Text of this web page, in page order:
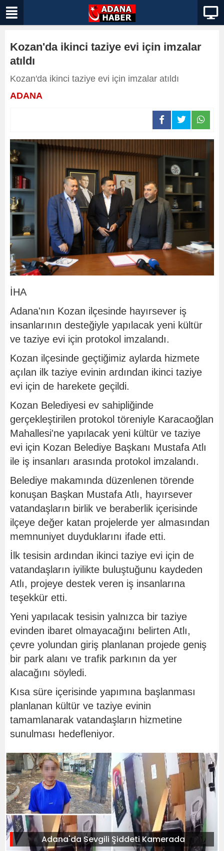
Kozan'da ikinci taziye evi için imzalar
atıldı
Kozan'da ikinci taziye evi için imzalar atıldı
ADANA
İHA
Adana'nın Kozan ilçesinde hayırsever iş
insanlarının desteğiyle yapılacak yeni kültür
ve taziye evi için protokol imzalandı.
Kozan ilçesinde geçtiğimiz aylarda hizmete
açılan ilk taziye evinin ardından ikinci taziye
evi için de harekete geçildi.
Kozan Belediyesi ev sahipliğinde
gerçekleştirilen protokol töreniyle Karacaoğlan
Mahallesi'ne yapılacak yeni kültür ve taziye
evi için Kozan Belediye Başkanı Mustafa Atlı
ile iş insanları arasında protokol imzalandı.
Belediye makamında düzenlenen törende
konuşan Başkan Mustafa Atlı, hayırsever
vatandaşların birlik ve beraberlik içerisinde
ilçeye değer katan projelerde yer almasından
memnuniyet duyduklarını ifade etti.
İlk tesisin ardından ikinci taziye evi için de
vatandaşların iyilikte buluştuğunu kaydeden
Atlı, projeye destek veren iş insanlarına
teşekkür etti.
Yeni yapılacak tesisin yalnızca bir taziye
evinden ibaret olmayacağını belirten Atlı,
çevre yolundan giriş planlanan projede geniş
bir park alanı ve trafik parkının da yer
alacağını söyledi.
Kısa süre içerisinde yapımına başlanması
planlanan kültür ve taziye evinin
tamamlanarak vatandaşların hizmetine
sunulması hedefleniyor.
Adana'da Sevgili Şiddeti Kamerada